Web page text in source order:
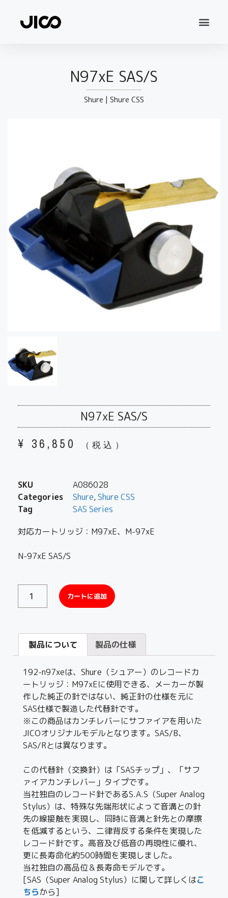
N97xE SAS/S
Shure | Shure CSS
N97xE SAS/S
¥ 36,850 （税込）
SKU
A086028
Categories
Shure,Shure CSS
Tag
SAS Series
対応カートリッジ：M97xE、M-97xE
N-97xE SAS/S
カートに追加
製品について 製品の仕様
192-n97xeは、Shure（シュアー）のレコードカ
ートリッジ：M97xEに使用できる、メーカーが製
作した純正の針ではない、純正針の仕様を元に
SAS仕様で製造した代替針です。
※この商品はカンチレバーにサファイアを用いた
JICOオリジナルモデルとなります。SAS/B、
SAS/Rとは異なります。
この代替針（交換針）は「SASチップ」、「サフ
ァイアカンチレバー」タイプです。
当社独自のレコード針であるS.A.S（Super Analog
Stylus）は、特殊な先端形状によって音溝との針
先の線接触を実現し、同時に音溝と針先との摩擦
を低減するという、二律背反する条件を実現した
レコード針です。高音及び低音の再現性に優れ、
更に長寿命化約500時間を実現しました。
当社独自の高品位＆長寿命モデルです。
[SAS（Super Analog Stylus）に関して詳しくはこ
ちらから]